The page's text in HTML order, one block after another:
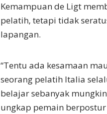
Kemampuan de Ligt
pelatih, tetapi tidak
lapangan.
“Tentu ada kesamaan
seorang pelatih Italia
belajar sebanyak
ungkap pemain